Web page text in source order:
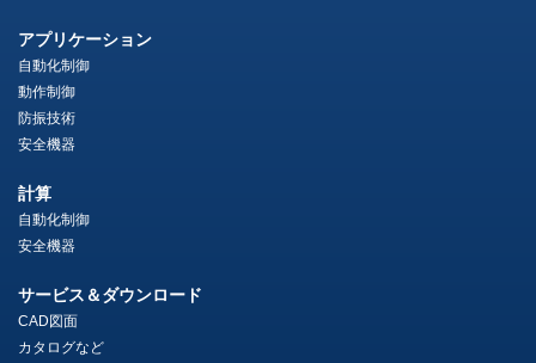
アプリケーション
自動化制御
動作制御
防振技術
安全機器
計算
自動化制御
安全機器
サービス＆ダウンロード
CAD図面
カタログなど